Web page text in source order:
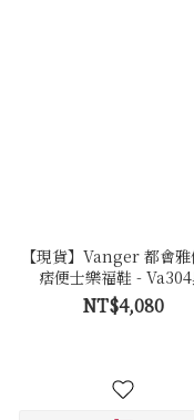
【現貨】Vanger 都會
痞便士樂福鞋 -
NT$4,080